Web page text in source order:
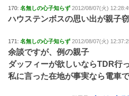
170: 名無しの心子知らず 2012/08/07(火)
ハウステンボスの思い出が親子
171: 名無しの心子知らず 2012/08/07(火)
余談ですが、例の親子
ダッフィーが欲しいならTDR行
私に言った在地が事実なら電車